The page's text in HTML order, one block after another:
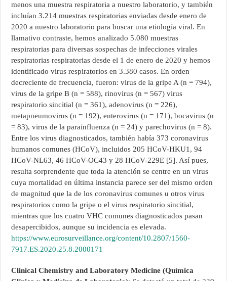
menos una muestra respiratoria a nuestro laboratorio, y también
incluían 3.214 muestras respiratorias enviadas desde enero de
2020 a nuestro laboratorio para buscar una etiología viral. En
llamativo contraste, hemos analizado 5.080 muestras
respiratorias para diversas sospechas de infecciones virales
respiratorias respiratorias desde el 1 de enero de 2020 y hemos
identificado virus respiratorios en 3.380 casos. En orden
decreciente de frecuencia, fueron: virus de la gripe A (n = 794),
virus de la gripe B (n = 588), rinovirus (n = 567) virus
respiratorio sincitial (n = 361), adenovirus (n = 226),
metapneumovirus (n = 192), enterovirus (n = 171), bocavirus (n
= 83), virus de la parainfluenza (n = 24) y parechovirus (n = 8).
Entre los virus diagnosticados, también había 373 coronavirus
humanos comunes (HCoV), incluidos 205 HCoV-HKU1, 94
HCoV-NL63, 46 HCoV-OC43 y 28 HCoV-229E [5]. Así pues,
resulta sorprendente que toda la atención se centre en un virus
cuya mortalidad en última instancia parece ser del mismo orden
de magnitud que la de los coronavirus comunes u otros virus
respiratorios como la gripe o el virus respiratorio sincitial,
mientras que los cuatro VHC comunes diagnosticados pasan
desapercibidos, aunque su incidencia es elevada.
https://www.eurosurveillance.org/content/10.2807/1560-
7917.ES.2020.25.8.2000171
Clinical Chemistry and Laboratory Medicine (Química